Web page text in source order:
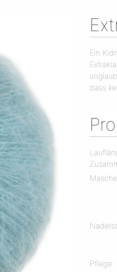
Ein
dass
Pflege: